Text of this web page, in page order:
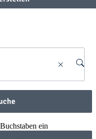
ein